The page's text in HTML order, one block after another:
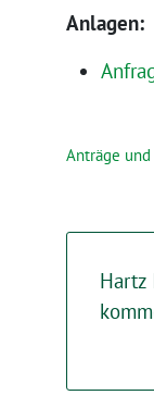
Anlagen:
Anträge
Hartz